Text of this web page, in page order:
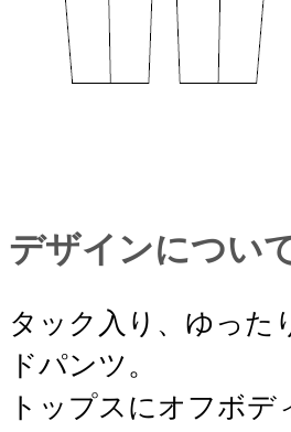
デザインについ
タック入り、ゆった
ドパンツ。
トップスにオフボデ